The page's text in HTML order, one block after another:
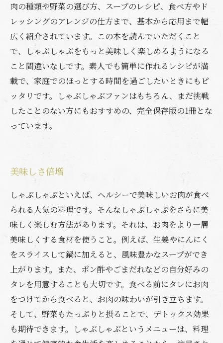
肉の種類や野菜の選び方、スープのレシピ、食べ方やド
レッシングのアレンジの仕方まで、基本から応用まで幅
広く紹介されています。この本を読んでいただくこと
で、しゃぶしゃぶをもっと美味しく楽しめるようになる
こと間違いなしです。素人でも簡単に作れるレシピが満
載で、家庭でのほっとする時間を過ごしたいときにもピ
ッタリです。しゃぶしゃぶファンはもちろん、まだ挑戦
したことのない方にもおすすめの、完全保存版の1冊とな
っています。
美味しさ倍増
しゃぶしゃぶといえば、ヘルシーで美味しいお肉が食べ
られる人気の料理です。そんなしゃぶしゃぶをさらに美
味しく楽しむ方法があります。それは、お肉をより一層
美味しくする食材を使うこと。例えば、生姜やにんにく
をスライスして鍋に加えると、風味豊かなスープができ
上がります。また、ポン酢やごまだれなどの自分好みの
タレを用意することも大切です。食べる前にタレにお肉
をつけてから食べると、お肉の味わいが引き立ちます。
そして、野菜もたっぷりと摂ることで、デトックス効果
も期待できます。しゃぶしゃぶというメニューは、料理